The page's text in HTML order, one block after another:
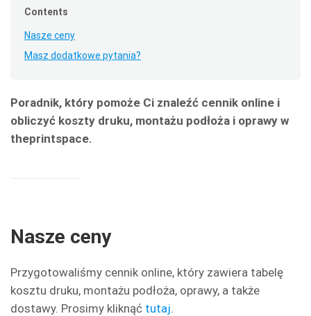
Contents
Nasze ceny
Masz dodatkowe pytania?
Poradnik, który pomoże Ci znaleźć cennik online i
obliczyć koszty druku, montażu podłoża i oprawy w
theprintspace.
Nasze ceny
Przygotowaliśmy cennik online, który zawiera tabelę
kosztu druku, montażu podłoża, oprawy, a także
dostawy. Prosimy kliknąć tutaj.